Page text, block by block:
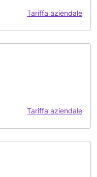
Tariffa aziendale
Tariffa aziendale